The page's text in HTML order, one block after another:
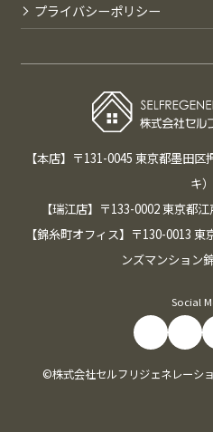
プライバシーポリシー
【本店】〒131-0045 東京都墨田
キ）
【瑞江店】〒133-0002 東京都
【錦糸町オフィス】〒130-0013
ンズマンション
Social
©株式会社セルフリジェネレーシ